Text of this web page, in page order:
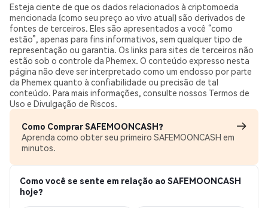
Esteja ciente de que os dados relacionados à criptomoeda
mencionada (como seu preço ao vivo atual) são derivados de
fontes de terceiros. Eles são apresentados a você “como
estão”, apenas para fins informativos, sem qualquer tipo de
representação ou garantia. Os links para sites de terceiros não
estão sob o controle da Phemex. O conteúdo expresso nesta
página não deve ser interpretado como um endosso por parte
da Phemex quanto à confiabilidade ou precisão de tal
conteúdo. Para mais informações, consulte nossos Termos de
Uso e Divulgação de Riscos.
Como Comprar SAFEMOONCASH?
Aprenda como obter seu primeiro SAFEMOONCASH em
minutos.
Como você se sente em relação ao SAFEMOONCASH
hoje?